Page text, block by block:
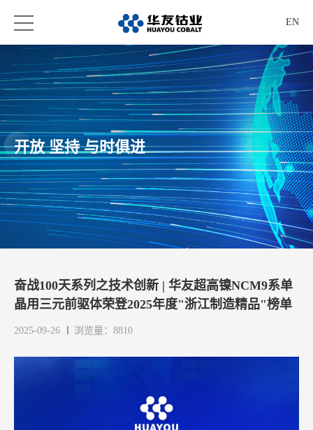
EN
开放 坚持 与时俱进
奋战100天系列之技术创新 | 华友超高镍NCM9系单
晶用三元前驱体荣登2025年度"浙江制造精品"榜单
2025-09-26 浏览量：8810